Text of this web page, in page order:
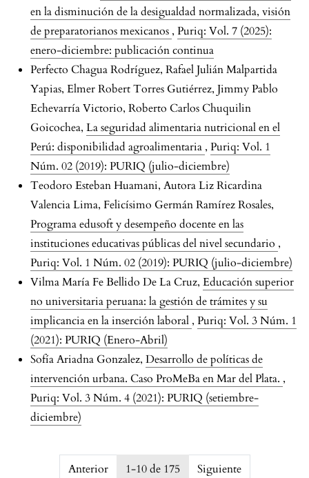
en la disminución de la desigualdad normalizada, visión
de preparatorianos mexicanos , Puriq: Vol. 7 (2025):
enero-diciembre: publicación continua
Perfecto Chagua Rodríguez, Rafael Julián Malpartida
Yapias, Elmer Robert Torres Gutiérrez, Jimmy Pablo
Echevarría Victorio, Roberto Carlos Chuquilin
Goicochea, La seguridad alimentaria nutricional en el
Perú: disponibilidad agroalimentaria , Puriq: Vol. 1
Núm. 02 (2019): PURIQ (julio-diciembre)
Teodoro Esteban Huamani, Autora Liz Ricardina
Valencia Lima, Felicísimo Germán Ramírez Rosales,
Programa edusoft y desempeño docente en las
instituciones educativas públicas del nivel secundario ,
Puriq: Vol. 1 Núm. 02 (2019): PURIQ (julio-diciembre)
Vilma María Fe Bellido De La Cruz, Educación superior
no universitaria peruana: la gestión de trámites y su
implicancia en la inserción laboral , Puriq: Vol. 3 Núm. 1
(2021): PURIQ (Enero-Abril)
Sofía Ariadna Gonzalez, Desarrollo de políticas de
intervención urbana. Caso ProMeBa en Mar del Plata. ,
Puriq: Vol. 3 Núm. 4 (2021): PURIQ (setiembre-
diciembre)
issue.pagination6a743eb244c7c
Anterior 1-10 de 175 Siguiente